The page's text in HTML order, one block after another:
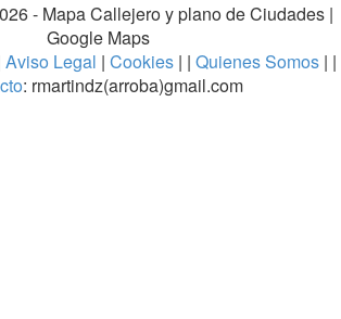
- Mapa Callejero y plano de Ciudades|
Google Maps
Aviso Legal | Cookies | | Quienes Somos | |
: rmartindz(arroba)gmail.com